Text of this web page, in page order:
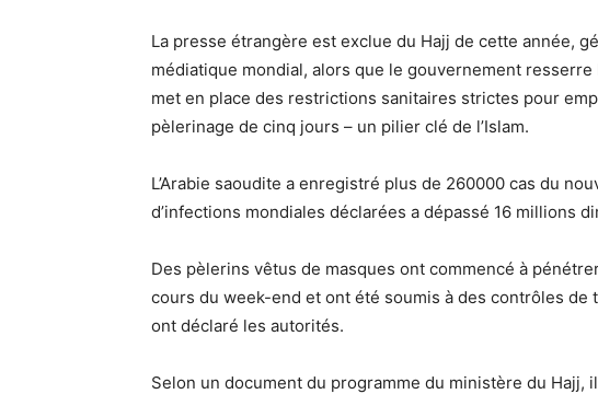
La presse étrangère est exclue du Hajj de cette année,
médiatique mondial, alors que le gouvernement resserre
met en place des restrictions sanitaires strictes pour
pèlerinage de cinq jours – un pilier clé de l’Islam.
L’Arabie saoudite a enregistré plus de 260000 cas du
d’infections mondiales déclarées a dépassé 16 millions
Des pèlerins vêtus de masques ont commencé à
cours du week-end et ont été soumis à des contrôles de
ont déclaré les autorités.
Selon un document du programme du ministère du Hajj,